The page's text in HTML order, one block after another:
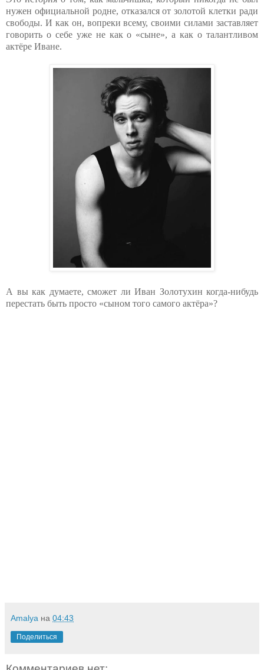
нужен официальной родне, отказался от золотой клетки ради
свободы. И как он, вопреки всему, своими силами заставляет
говорить о себе уже не как о «сыне», а как о талантливом
актёре Иване.
А вы как думаете, сможет ли Иван Золотухин когда-нибудь
перестать быть просто «сыном того самого актёра»?
Amalya на 04:43
Поделиться